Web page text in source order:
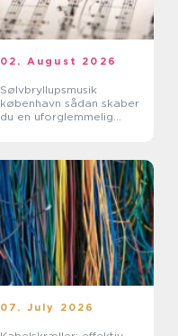
02. August 2026
Sølvbryllupsmusik
københavn sådan skaber
du en uforglemmelig
07. July 2026